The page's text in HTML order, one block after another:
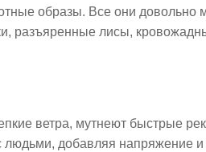
образы. Все они довольно
разъяренные лисы,
ветра, мутнеют быстрые
добавляя напряжение и